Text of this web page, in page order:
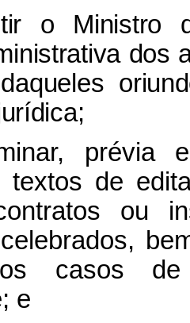
o Ministro
prévia
textos de
ou
os casos
e